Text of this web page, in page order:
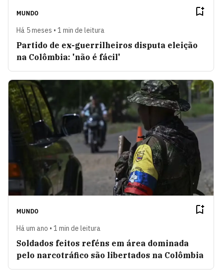
MUNDO
Há 5 meses • 1 min de leitura
Partido de ex-guerrilheiros disputa eleição
na Colômbia: 'não é fácil'
MUNDO
Há um ano • 1 min de leitura
Soldados feitos reféns em área dominada
pelo narcotráfico são libertados na Colômbia